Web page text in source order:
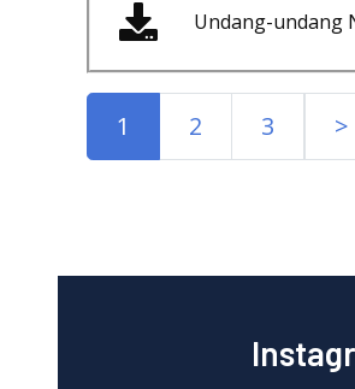
Undang-undang
1 2 3 >